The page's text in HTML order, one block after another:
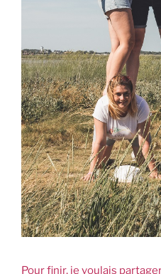
Pour finir, je voulais